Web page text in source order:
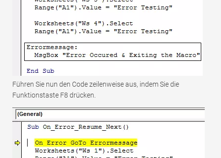
Führen Sie nun den Code zeilenweise aus, indem Sie die
Funktionstaste F8 drücken.